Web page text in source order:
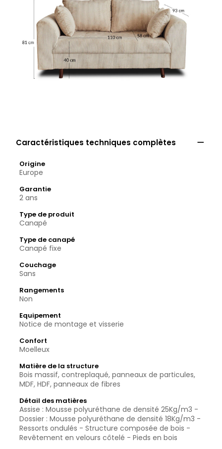
Caractéristiques techniques complètes 
Origine
Europe
Garantie
2 ans
Type de produit
Canapé
Type de canapé
Canapé fixe
Couchage
Sans
Rangements
Non
Equipement
Notice de montage et visserie
Confort
Moelleux
Matière de la structure
Bois massif, contreplaqué, panneaux de particules,
MDF, HDF, panneaux de fibres
Détail des matières
Assise : Mousse polyuréthane de densité 25Kg/m3 -
Dossier : Mousse polyuréthane de densité 18Kg/m3 -
Ressorts ondulés - Structure composée de bois -
Revêtement en velours côtelé - Pieds en bois